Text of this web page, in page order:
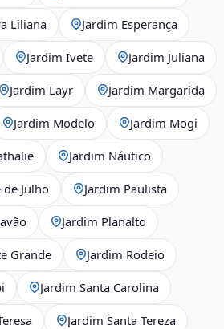
Liliana Jardim Esperança
Jardim Ivete Jardim Juliana
Jardim Layr Jardim Margarida
Jardim Modelo Jardim Mogi
Jardim Náutico
Julho Jardim Paulista
Jardim Planalto
Grande Jardim Rodeio
Jardim Santa Carolina
Jardim Santa Tereza